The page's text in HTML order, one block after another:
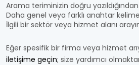
Arama teriminizin doğru
Daha genel veya farklı anahtar
İlgili bir sektör veya hizmet alanı
Eğer spesifik bir firma veya hizmet
iletişime geçin; size yardımcı